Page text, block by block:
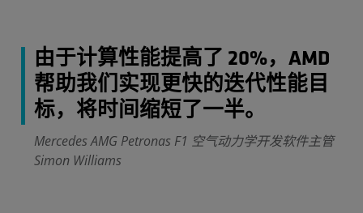
由于计算性能提高了 20%，AMD
帮助我们实现更快的迭代性能目
标，将时间缩短了一半。
Mercedes AMG Petronas F1 空气动力学开发软件主管
Simon Williams